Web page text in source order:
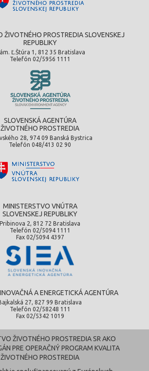
ŽIVOTNÉHO PROSTREDIA SLOVENSKEJ
REPUBLIKY
Ľ.Štúra 1, 812 35 Bratislava
Telefón 02/5956 1111
SLOVENSKÁ AGENTÚRA
ŽIVOTNÉHO PROSTREDIA
28, 974 09 Banská Bystrica
Telefón 048/413 02 90
MINISTERSTVO VNÚTRA
SLOVENSKEJ REPUBLIKY
Pribinova 2, 812 72 Bratislava
Telefón 02/5094 1111
Fax 02/5094 4397
A ENERGETICKÁ AGENTÚRA
27, 827 99 Bratislava
Telefón 02/58248 111
Fax 02/5342 1019
ŽIVOTNÉHO PROSTREDIA SR AKO
PRE OPERAČNÝ PROGRAM KVALITA
ŽIVOTNÉHO PROSTREDIA